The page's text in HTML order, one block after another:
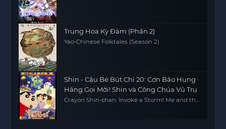
Trung Hoa Kỳ Đàm (Phần 2)
Yao-Chinese Folktales (Season 2)
Shin - Cậu Bé Bút Chì 20: Cơn Bão Hung
Hăng Gọi Mời! Shin và Công Chúa Vũ Trụ
Crayon Shin-chan: Invoke a Storm! Me and the